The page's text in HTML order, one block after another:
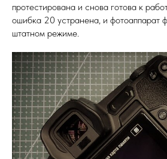
протестирована и снова готова к
ошибка 20 устранена, и фотоаппарат
штатном режиме.